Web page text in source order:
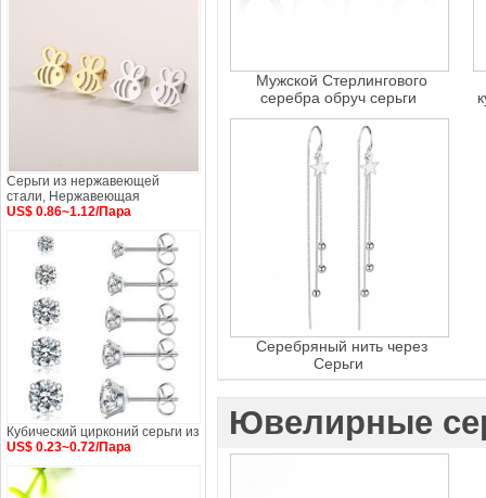
Мужской Стерлингового
серебра обруч серьги
Серебряный нить через
Серьги
Ювелирные
Серьги из нержавеющей
стали, Нержавеющая
US$ 0.86~1.12/Пара
Кубический цирконий серьги из
US$ 0.23~0.72/Пара